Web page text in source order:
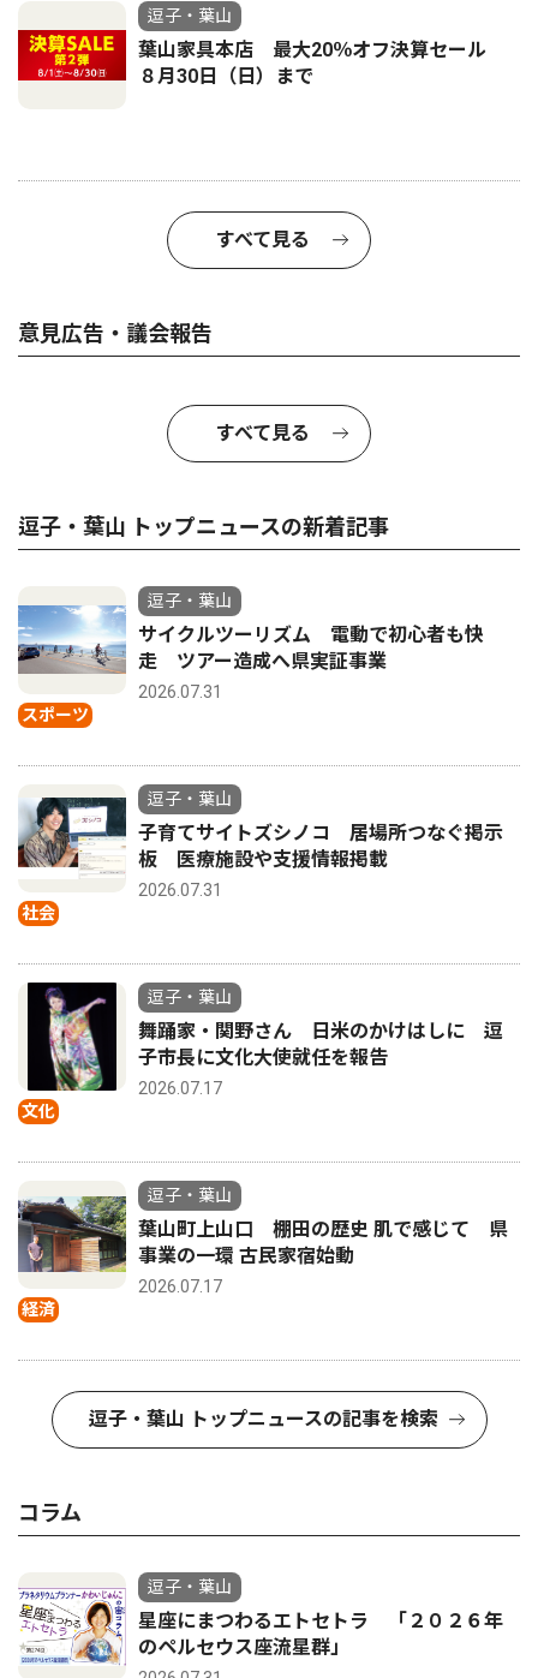
逗子・葉山
葉山家具本店 最大20％オフ決算セール
８月30日（日）まで
すべて見る
意見広告・議会報告
すべて見る
逗子・葉山 トップニュースの新着記事
スポーツ
逗子・葉山
サイクルツーリズム 電動で初心者も快
走 ツアー造成へ県実証事業
2026.07.31
社会
逗子・葉山
子育てサイトズシノコ 居場所つなぐ掲示
板 医療施設や支援情報掲載
2026.07.31
文化
逗子・葉山
舞踊家・関野さん 日米のかけはしに 逗
子市長に文化大使就任を報告
2026.07.17
経済
逗子・葉山
葉山町上山口 棚田の歴史 肌で感じて 県
事業の一環 古民家宿始動
2026.07.17
逗子・葉山 トップニュースの記事を検索
コラム
逗子・葉山
星座にまつわるエトセトラ 「２０２６年
のペルセウス座流星群」